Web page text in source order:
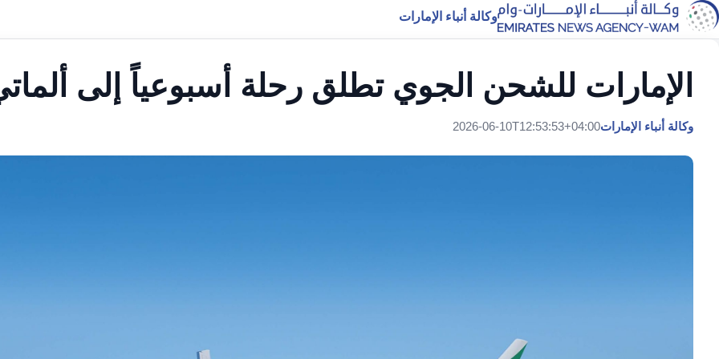
وكالة أنباء الإمارات
الإمارات للشحن الجوي تطلق رحلة أسبوعياً إلى
وكالة أنباء الإمارات2026-06-10T12:53:53+04:00